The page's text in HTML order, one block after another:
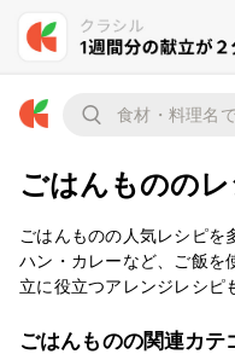
ごはんものの
ごはんものの人気レシピを
ハン・カレーなど、ご飯を
立に役立つアレンジレシピ
ごはんものの関連カテ